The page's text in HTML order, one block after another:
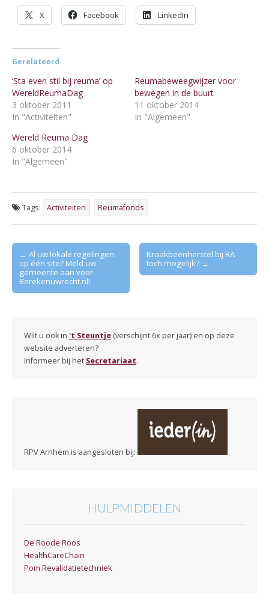
X Facebook LinkedIn
Gerelateerd
‘Sta even stil bij reuma’ op
WereldReumaDag
3 oktober 2011
In "Activiteiten"
Reumabeweegwijzer voor
bewegen in de buurt
11 oktober 2014
In "Algemeen"
Wereld Reuma Dag
6 oktober 2014
In "Algemeen"
Tags: Activiteiten Reumafonds
Post
navigation
← Al uw lokale regelingen
op één site? Meld uw
gemeente aan voor
Berekenuwrecht.nl!
Kraakbeenherstel bij RA
toch mogelijk? →
Wilt u ook in 't Steuntje (verschijnt 6x per jaar) en op deze
website adverteren?
Informeer bij het Secretariaat.
RPV Arnhem is aangesloten bij:
HULPMIDDELEN
De Roode Roos
HealthCareChain
Pom Revalidatietechniek